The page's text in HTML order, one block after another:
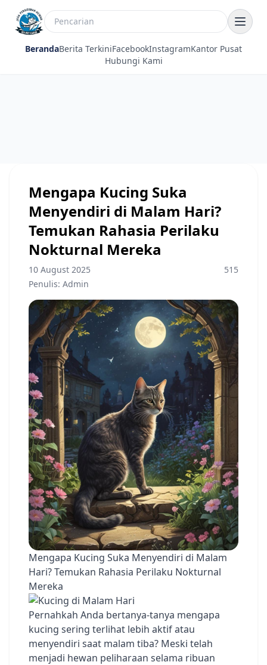
BerandaBerita TerkiniFacebookInstagramKantor Pusat
Hubungi Kami
Mengapa Kucing Suka
Menyendiri di Malam Hari?
Temukan Rahasia Perilaku
Nokturnal Mereka
10 August 2025
515
Penulis: Admin
Mengapa Kucing Suka Menyendiri di Malam
Hari? Temukan Rahasia Perilaku Nokturnal
Mereka
Pernahkah Anda bertanya-tanya mengapa
kucing sering terlihat lebih aktif atau
menyendiri saat malam tiba? Meski telah
menjadi hewan peliharaan selama ribuan